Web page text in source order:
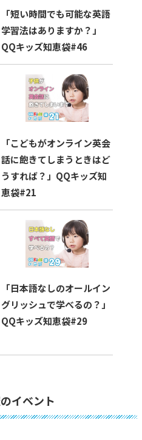
「短い時間でも可能な英語
学習法はありますか？」
QQキッズ知恵袋#46
「こどもがオンライン英会
話に飽きてしまうときはど
うすれば？」QQキッズ知
恵袋#21
「日本語なしのオールイン
グリッシュで学べるの？」
QQキッズ知恵袋#29
イベント